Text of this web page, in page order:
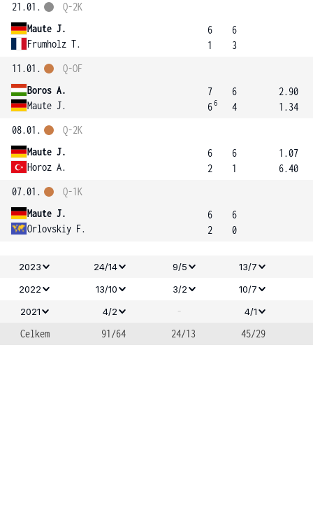
21.01.
Maute J.
Frumholz T.
Q-2K
6
1
6
3
11.01.
Boros A.
Maute J.
Q-OF
7
66
6
4
2.90
1.34
08.01.
Maute J.
Horoz A.
Q-2K
6
2
6
1
1.07
6.40
07.01.
Maute J.
Orlovskiy F.
Q-1K
6
2
6
0
2023 24/14 9/5 13/7
2022
13/10 3/2
10/7
2021
4/2 - 4/1
Celkem 91/64 24/13 45/29